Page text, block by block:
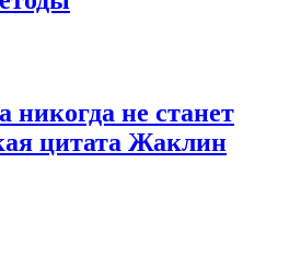
не станет
цитата Жаклин